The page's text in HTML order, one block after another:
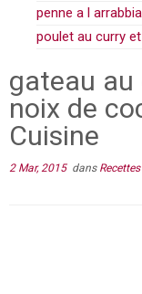
penne a l
poulet au curry
gateau
noix de
Cuisine
2 Mar, 2015dans